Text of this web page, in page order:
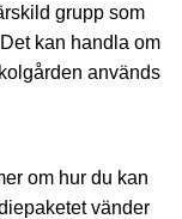
grupp som
kan handla om
används
om hur du kan
vänder